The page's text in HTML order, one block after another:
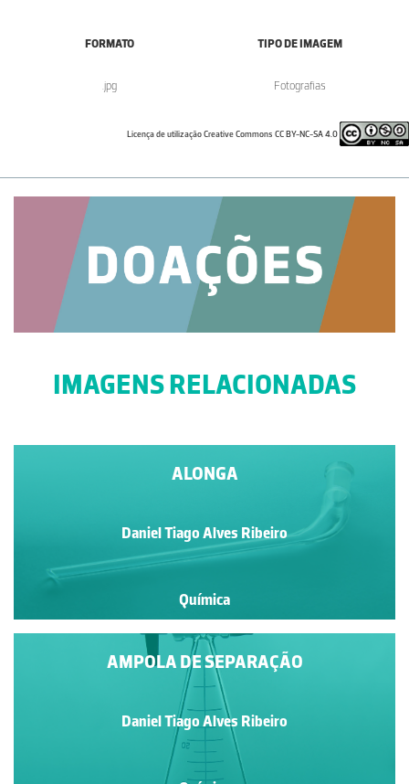
FORMATO
.jpg
TIPO DE IMAGEM
Fotografias
Licença de utilização Creative Commons CC BY-NC-SA 4.0
IMAGENS RELACIONADAS
ALONGA
Daniel Tiago Alves Ribeiro
Química
AMPOLA DE SEPARAÇÃO
Daniel Tiago Alves Ribeiro